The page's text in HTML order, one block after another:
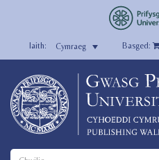
Cymraeg Basged: